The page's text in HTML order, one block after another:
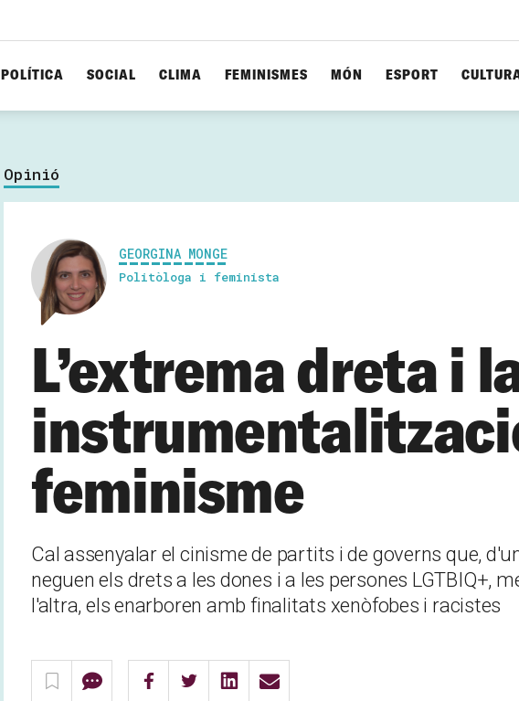
POLÍTICA SOCIAL CLIMA FEMINISMES MÓN ESPORT
Opinió
GEORGINA MONGE
Politòloga i feminista
L’extrema dreta i
feminisme
Cal assenyalar el cinisme de partits i de governs que,
neguen els drets a les dones i a les persones LGTBIQ+,
l'altra, els enarboren amb finalitats xenòfobes i racistes